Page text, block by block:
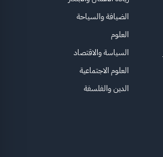
الضيافة والسياحة
العلوم
السياسة والاقتصاد
العلوم الاجتماعية
الدين والفلسفة